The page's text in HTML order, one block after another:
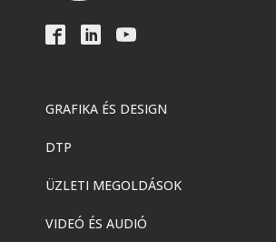
GRAFIKA ÉS DESIGN
DTP
ÜZLETI MEGOLDÁSOK
VIDEÓ ÉS AUDIÓ